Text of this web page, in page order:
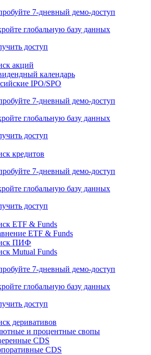
7-дневный демо-доступ
глобальную базу данных
доступ
акций
календарь
IPO/SPO
7-дневный демо-доступ
глобальную базу данных
доступ
кредитов
7-дневный демо-доступ
глобальную базу данных
доступ
ETF & Funds
ETF & Funds
ПИФ
Mutual Funds
7-дневный демо-доступ
глобальную базу данных
доступ
деривативов
и процентные свопы
CDS
CDS